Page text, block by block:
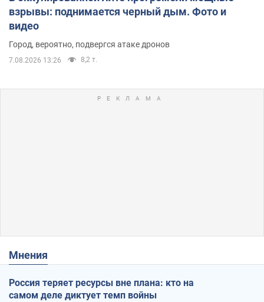
взрывы: поднимается черный дым. Фото и
видео
Город, вероятно, подвергся атаке дронов
7.08.2026 13:26 8,2 т.
Мнения
Россия теряет ресурсы вне плана: кто на
самом деле диктует темп войны